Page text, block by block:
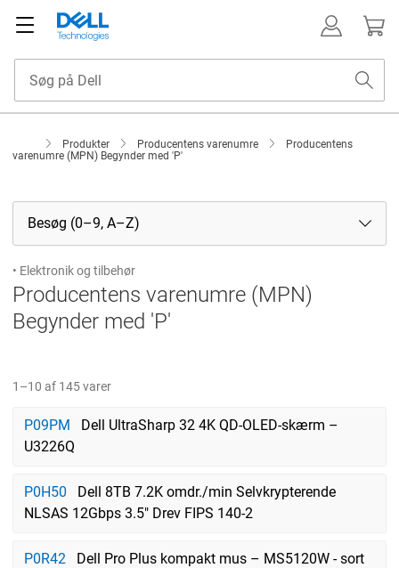
Produkter Producentens varenumre
Producentens
varenumre (MPN) Begynder med 'P'
Besøg (0–9, A–Z)
• Elektronik og tilbehør
Producentens varenumre (MPN)
Begynder med 'P'
1–10 af 145 varer
P09PM
Dell UltraSharp 32 4K QD-OLED-skærm –
U3226Q
P0H50
Dell 8TB 7.2K omdr./min Selvkrypterende
NLSAS 12Gbps 3.5" Drev FIPS 140-2
P0R42 Dell Pro Plus kompakt mus – MS5120W - sort